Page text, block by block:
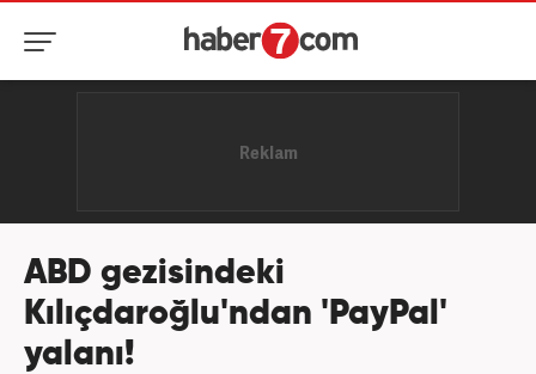
ABD gezisindeki
Kılıçdaroğlu'ndan 'PayPal'
yalanı!